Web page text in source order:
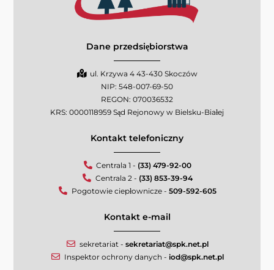
Dane przedsiębiorstwa
ul. Krzywa 4 43-430 Skoczów
NIP: 548-007-69-50
REGON: 070036532
KRS: 0000118959 Sąd Rejonowy w Bielsku-Białej
Kontakt telefoniczny
Centrala 1 - (33) 479-92-00
Centrala 2 - (33) 853-39-94
Pogotowie ciepłownicze - 509-592-605
Kontakt e-mail
sekretariat - sekretariat@spk.net.pl
Inspektor ochrony danych - iod@spk.net.pl